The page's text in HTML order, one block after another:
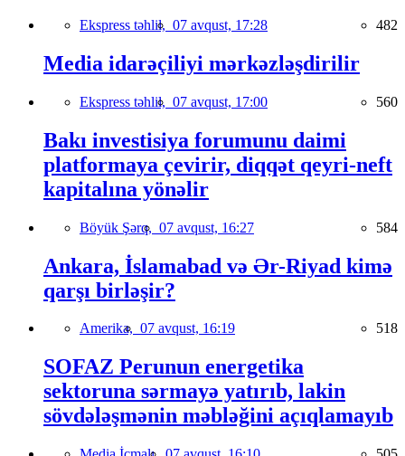
Ekspress təhlil, 07 avqust, 17:28 482
Media idarəçiliyi mərkəzləşdirilir
Ekspress təhlil, 07 avqust, 17:00 560
Bakı investisiya forumunu daimi
platformaya çevirir, diqqət qeyri-neft
kapitalına yönəlir
Böyük Şərq, 07 avqust, 16:27 584
Ankara, İslamabad və Ər-Riyad kimə
qarşı birləşir?
Amerika, 07 avqust, 16:19 518
SOFAZ Perunun energetika
sektoruna sərmayə yatırıb, lakin
sövdələşmənin məbləğini açıqlamayıb